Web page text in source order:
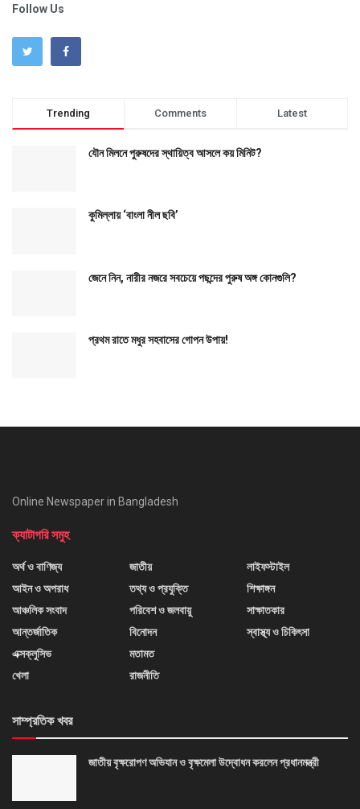
Follow Us
Trending Comments Latest
যৌন মিলনে পুরুষদের স্থায়িত্ব আসলে কয় মিনিট?
কুমিল্লায় ‘বাংলা নীল ছবি’
জেনে নিন, নারীর নজরে সবচেয়ে পছন্দের পুরুষ অঙ্গ কোনগুলি?
প্রথম রাতে মধুর সহবাসের গোপন উপায়!
Online Newspaper in Bangladesh
ক্যাটাগরি সমুহ
অর্থ ও বাণিজ্য
আইন ও অপরাধ
আঞ্চলিক সংবাদ
আন্তর্জাতিক
এক্সক্লুসিভ
খেলা
জাতীয়
তথ্য ও প্রযুক্তি
পরিবেশ ও জলবায়ু
বিনোদন
মতামত
রাজনীতি
লাইফস্টাইল
শিক্ষাঙ্গন
সাক্ষাতকার
স্বাস্থ্য ও চিকিৎসা
সাম্প্রতিক খবর
জাতীয় বৃক্ষরোপণ অভিযান ও বৃক্ষমেলা উদ্বোধন করলেন প্রধানমন্ত্রী